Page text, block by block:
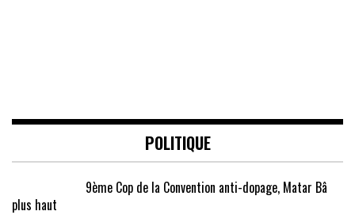
POLITIQUE
9ème Cop de la Convention anti-dopage, Matar Bâ
plus haut